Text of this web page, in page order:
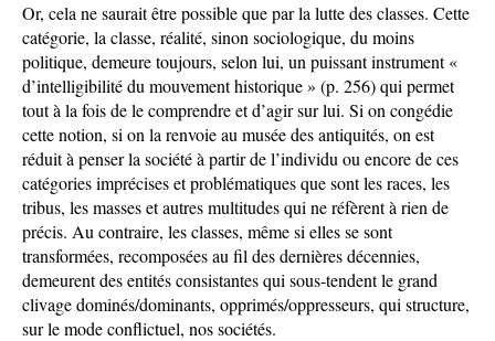
Or, cela ne saurait être possible que par la lutte des classes. Cette
catégorie, la classe, réalité, sinon sociologique, du moins
politique, demeure toujours, selon lui, un puissant instrument «
d’intelligibilité du mouvement historique » (p. 256) qui permet
tout à la fois de le comprendre et d’agir sur lui. Si on congédie
cette notion, si on la renvoie au musée des antiquités, on est
réduit à penser la société à partir de l’individu ou encore de ces
catégories imprécises et problématiques que sont les races, les
tribus, les masses et autres multitudes qui ne réfèrent à rien de
précis. Au contraire, les classes, même si elles se sont
transformées, recomposées au fil des dernières décennies,
demeurent des entités consistantes qui sous-tendent le grand
clivage dominés/dominants, opprimés/oppresseurs, qui structure,
sur le mode conflictuel, nos sociétés.